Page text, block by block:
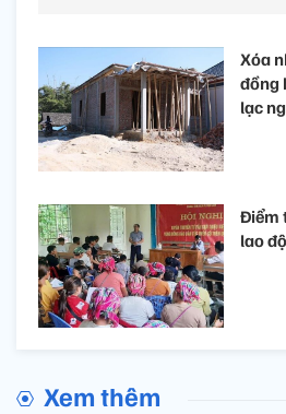
Xóa
đồng
lạc
Điểm
lao
Xem thêm